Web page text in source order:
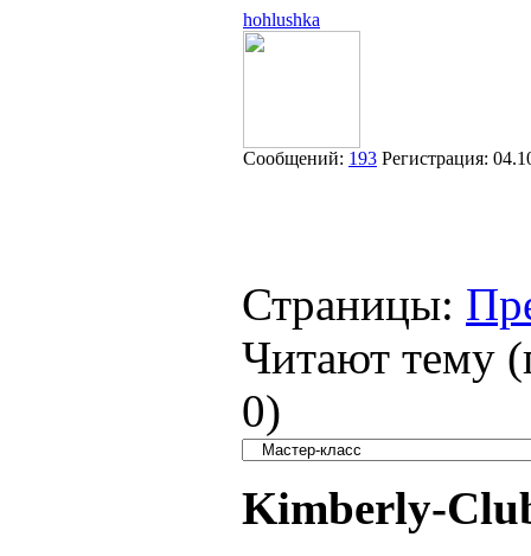
hohlushka
Сообщений: 193 Регистрация:
Страницы:
Читают тему
0)
Kimberly-